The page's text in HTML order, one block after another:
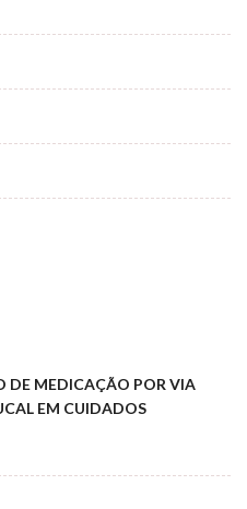
DE MEDICAÇÃO POR VIA
EM CUIDADOS